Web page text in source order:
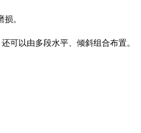
。
可以由多段水平、倾斜组合布置。